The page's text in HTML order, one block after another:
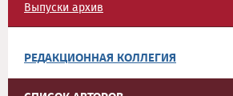
Выпуски архив
РЕДАКЦИОННАЯ КОЛЛЕГИЯ